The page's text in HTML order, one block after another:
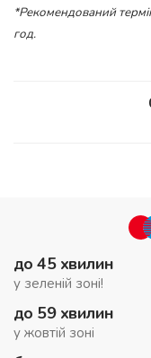
*Рекомендований
год.
до 45 хвилин
у зеленій зоні!
до 59 хвилин
у жовтій зоні